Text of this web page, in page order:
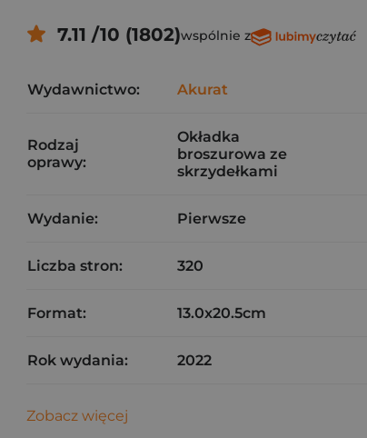
7.11 /10 (1802)wspólnie z
Wydawnictwo: Akurat
Rodzaj
oprawy:
Okładka
broszurowa ze
skrzydełkami
Wydanie: Pierwsze
Liczba stron: 320
Format: 13.0x20.5cm
Rok wydania: 2022
Zobacz więcej